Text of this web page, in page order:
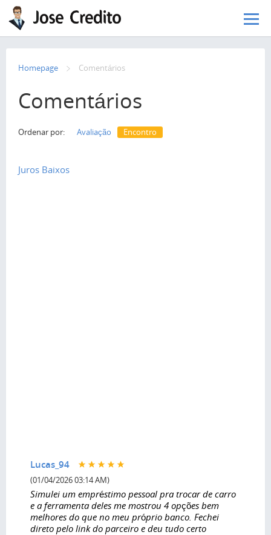
Pular para o conteúdo principal
Homepage Сomentários
Comentários
Ordenar por: Avaliação Encontro
Juros Baixos
Lucas_94
(01/04/2026 03:14 AM)
Simulei um empréstimo pessoal pra trocar de carro
e a ferramenta deles me mostrou 4 opções bem
melhores do que no meu próprio banco. Fechei
direto pelo link do parceiro e deu tudo certo